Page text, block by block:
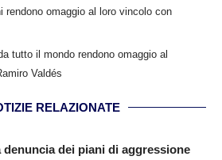
rendono omaggio al loro vincolo con
tutto il mondo rendono omaggio al
Valdés
RELAZIONATE
denuncia dei piani di aggressione